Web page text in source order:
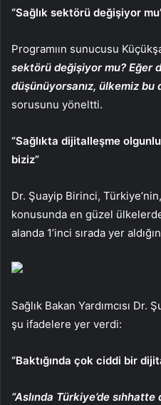
“Sağlık sektörü değişiyor
Programıın sunucusu
sektörü değişiyor mu? Eğer
düşünüyorsanız, ülkemiz bu
sorusunu yöneltti.
“Sağlıkta dijitalleşme
biziz”
Dr. Şuayip Birinci,
konusunda en güzel
alanda 1’inci sırada yer
Sağlık Bakan Yardımcısı Dr.
şu ifadelere yer verdi:
“Baktığında çok ciddi bir
“Aslında Türkiye’de